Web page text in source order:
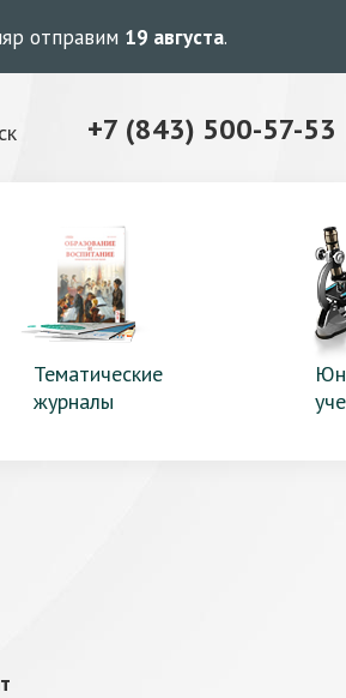
отправим 19 августа.
+7 (843) 500-57-53
Тематические
журналы